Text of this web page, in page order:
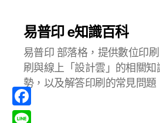
易普印 e知識百科
易普印 部落格，提供數位印
刷與線上「設計雲」的相關
勢，以及解答印刷的常見問題
F